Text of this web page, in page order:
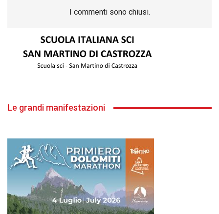
I commenti sono chiusi.
Le grandi manifestazioni